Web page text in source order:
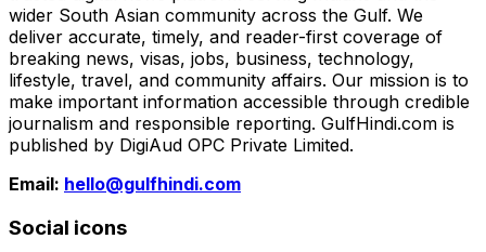
wider South Asian community across the Gulf. We
deliver accurate, timely, and reader-first coverage of
breaking news, visas, jobs, business, technology,
lifestyle, travel, and community affairs. Our mission is to
make important information accessible through credible
journalism and responsible reporting. GulfHindi.com is
published by DigiAud OPC Private Limited.
Email: hello@gulfhindi.com
Social icons